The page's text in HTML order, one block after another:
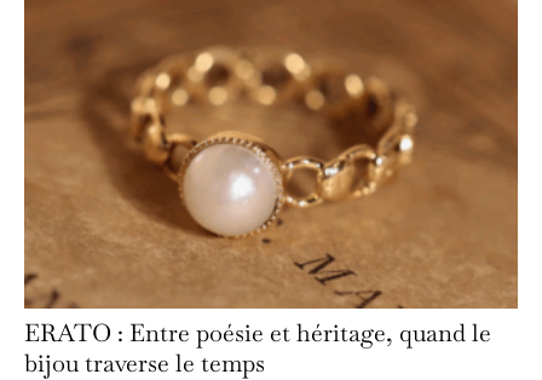
ERATO : Entre poésie et héritage, quand le
bijou traverse le temps